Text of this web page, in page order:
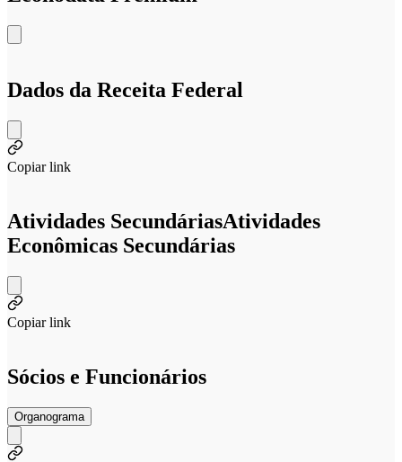
Dados da Receita Federal
Copiar link
Atividades SecundáriasAtividades
Econômicas Secundárias
Copiar link
Sócios e Funcionários
Organograma